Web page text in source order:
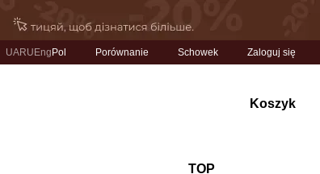
UARU Eng Pol Porównanie Schowek Zaloguj się
Koszyk
TOP